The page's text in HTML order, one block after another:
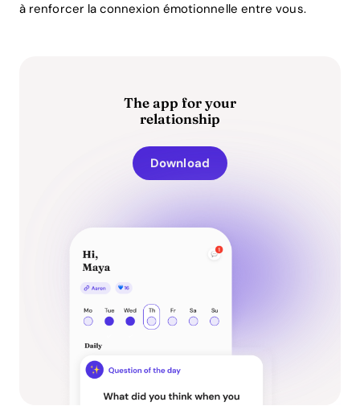
à renforcer la connexion émotionnelle entre vous.
The app for your
relationship
Download